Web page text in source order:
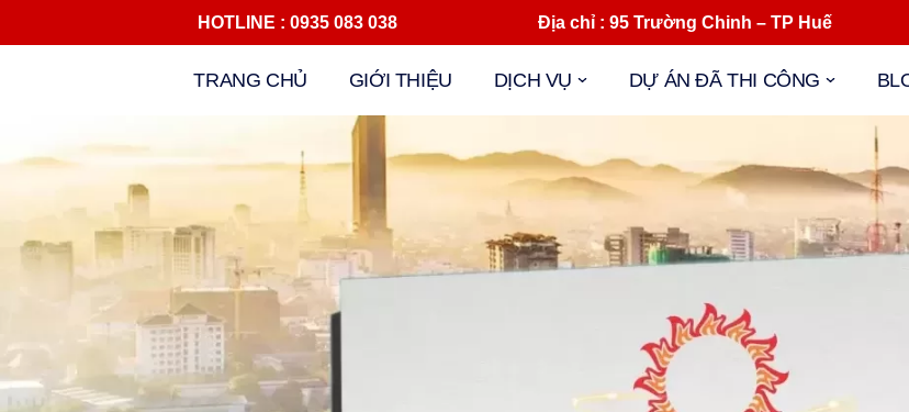
HOTLINE : 0935 083 038 Địa chỉ : 95 Trường Chinh – TP Huế
TRANG CHỦ GIỚI THIỆU DỊCH VỤ DỰ ÁN ĐÃ THI CÔNG